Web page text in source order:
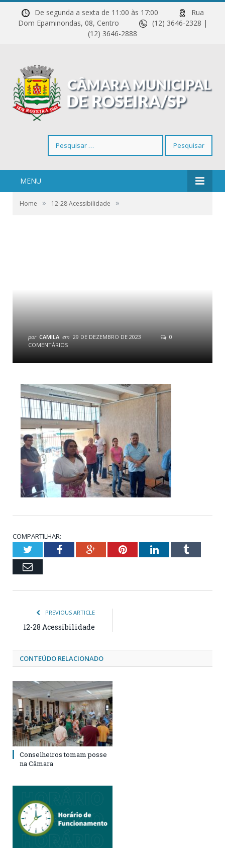
De segunda a sexta de 11:00 às 17:00
Rua
Dom Epaminondas, 08, Centro
(12) 3646-2328 |
(12) 3646-2888
por:
MENU
Home » 12-28 Acessibilidade »
por CAMILA em 29 DE DEZEMBRO DE 2023
0
COMENTÁRIOS
COMPARTILHAR:
TwitterFacebookGoogle+PinterestLinkedInTumblr
Email
PREVIOUS ARTICLE
12-28 Acessibilidade
CONTEÚDO RELACIONADO
Conselheiros tomam posse
na Câmara